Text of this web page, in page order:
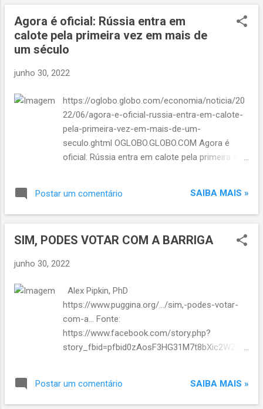
Agora é oficial: Rússia entra em
calote pela primeira vez em mais de
um século
junho 30, 2022
https://oglobo.globo.com/economia/noticia/20
22/06/agora-e-oficial-russia-entra-em-calote-
pela-primeira-vez-em-mais-de-um-
seculo.ghtml OGLOBO.GLOBO.COM Agora é
oficial: Rússia entra em calote pela primeira vez
Postar um comentário SAIBA MAIS »
SIM, PODES VOTAR COM A BARRIGA
junho 30, 2022
Alex Pipkin, PhD
https://www.puggina.org/.../sim,-podes-votar-
com-a... Fonte:
https://www.facebook.com/story.php?
story_fbid=pfbid0zAosF3HG31M7t8bXic2WZRb
urce=feed_mobile
Postar um comentário SAIBA MAIS »